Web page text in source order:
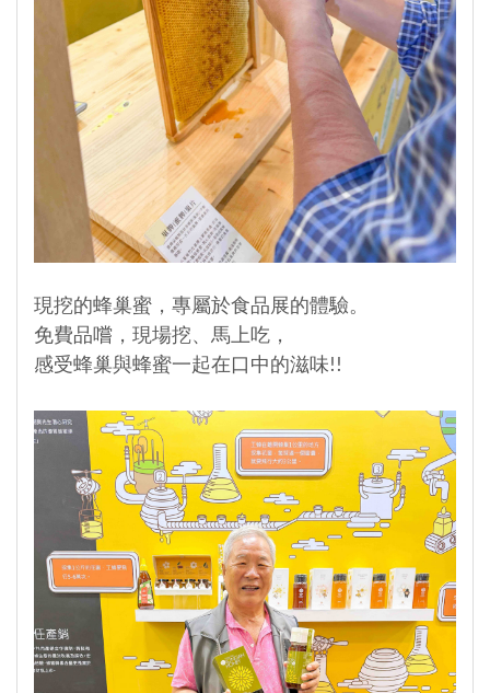
現挖的蜂巢蜜，專屬於食品展的體驗。
免費品嚐，現場挖、馬上吃，
感受蜂巢與蜂蜜一起在口中的滋味!!